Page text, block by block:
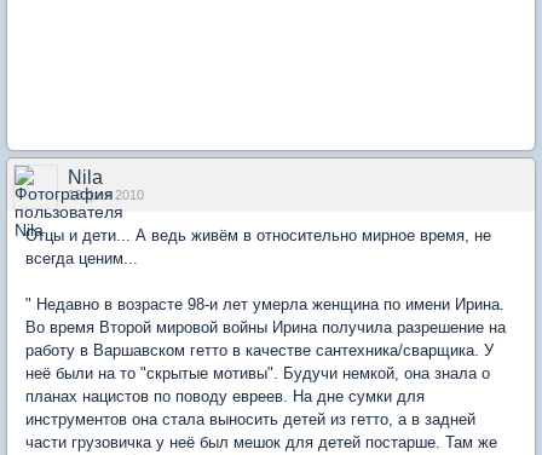
Nila
18 фев 2010
Отцы и дети... А ведь живём в относительно мирное время, не
всегда ценим...
" Недавно в возрасте 98-и лет умерла женщина по имени Ирина.
Во время Второй мировой войны Ирина получила разрешение на
работу в Варшавском гетто в качестве сантехника/сварщика. У
неё были на то "скрытые мотивы". Будучи немкой, она знала о
планах нацистов по поводу евреев. На дне сумки для
инструментов она стала выносить детей из гетто, а в задней
части грузовичка у неё был мешок для детей постарше. Там же